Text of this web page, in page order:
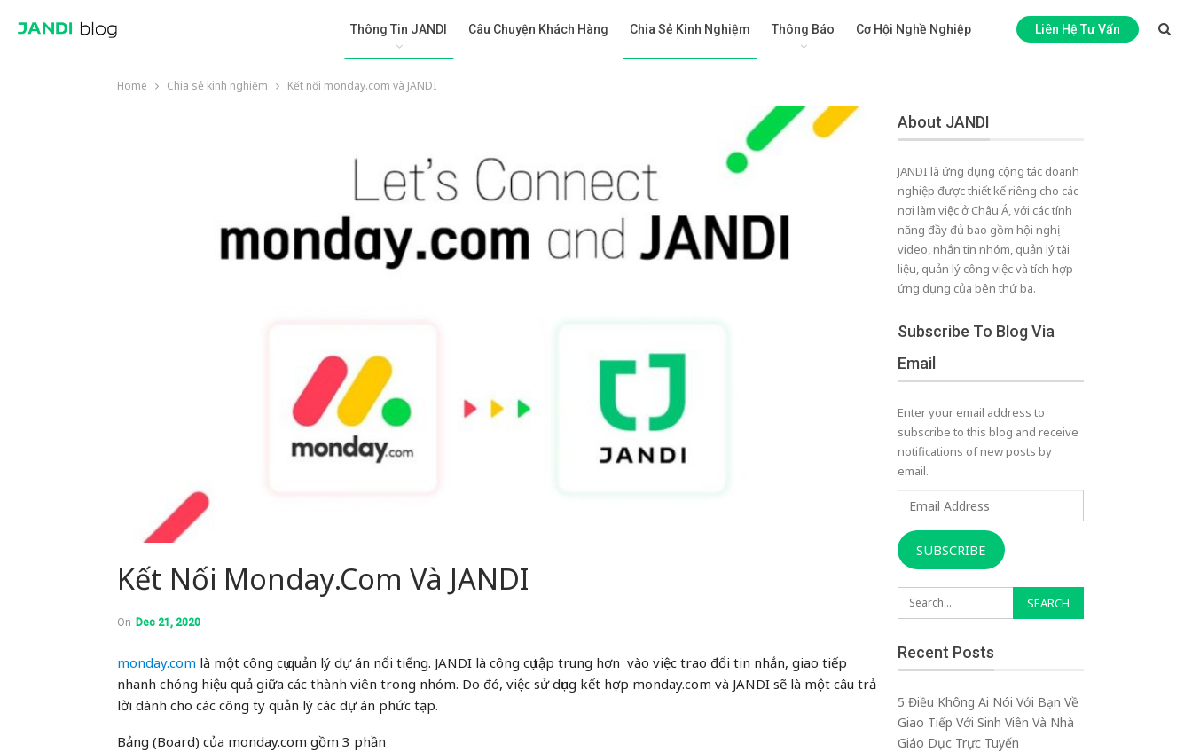
Thông Tin JANDI Câu Chuyện Khách Hàng Chia Sẻ Kinh Nghiệm Thông Báo Cơ Hội Nghề Nghiệp Liên Hệ Tư Vấn
Home Chia sẻ kinh nghiệm Kết nối monday.com và JANDI
Kết Nối Monday.com Và JANDI
On Dec 21, 2020
monday.com là một công cụ quản lý dự án nổi tiếng. JANDI là công cụ tập trung hơn vào việc trao đổi tin nhắn, giao tiếp
nhanh chóng hiệu quả giữa các thành viên trong nhóm. Do đó, việc sử dụng kết hợp monday.com và JANDI sẽ là một câu trả
lời dành cho các công ty quản lý các dự án phức tạp.
Bảng (Board) của monday.com gồm 3 phần
About JANDI
JANDI là ứng dụng cộng tác doanh
nghiệp được thiết kế riêng cho các
nơi làm việc ở Châu Á, với các tính
năng đầy đủ bao gồm hội nghị
video, nhắn tin nhóm, quản lý tài
liệu, quản lý công việc và tích hợp
ứng dụng của bên thứ ba.
Subscribe To Blog Via
Email
Enter your email address to
subscribe to this blog and receive
notifications of new posts by
email.
Email
Address
SUBSCRIBE
Recent Posts
5 Điều Không Ai Nói Với Bạn Về
Giao Tiếp Với Sinh Viên Và Nhà
Giáo Dục Trực Tuyến